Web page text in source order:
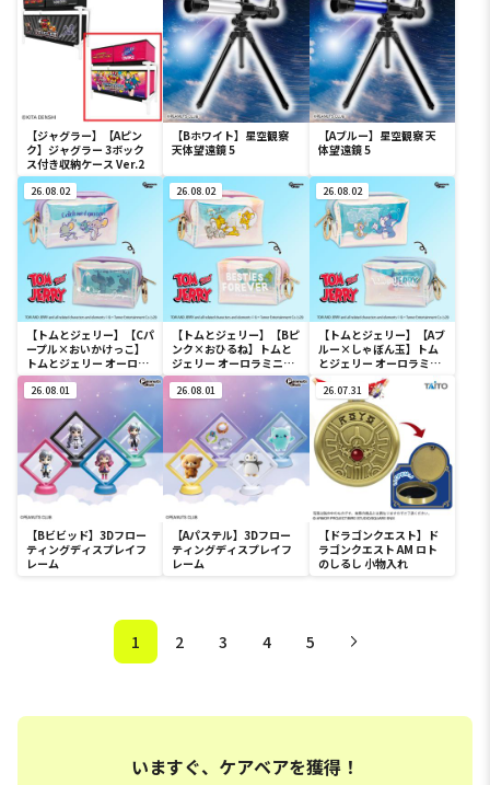
【ジャグラー】【Aピン
ク】ジャグラー 3ボック
ス付き収納ケース Ver.2
【Bホワイト】星空観察
天体望遠鏡 5
【Aブルー】星空観察 天
体望遠鏡 5
26.08.02
【トムとジェリー】【Cパ
ープル×おいかけっこ】
トムとジェリー オーロラ
ミニポーチ
26.08.02
【トムとジェリー】【Bピ
ンク×おひるね】トムと
ジェリー オーロラミニポ
ーチ
26.08.02
【トムとジェリー】【Aブ
ルー×しゃぼん玉】トム
とジェリー オーロラミニ
ポーチ
26.08.01
【Bビビッド】3Dフロー
ティングディスプレイフ
レーム
26.08.01
【Aパステル】3Dフロー
ティングディスプレイフ
レーム
26.07.31
【ドラゴンクエスト】ド
ラゴンクエスト AM ロト
のしるし 小物入れ
1 2 3 4 5
いますぐ、ケアベアを獲得！